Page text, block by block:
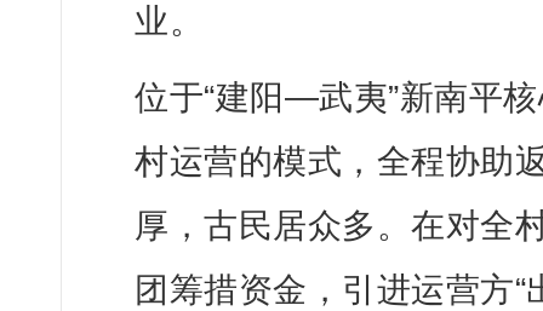
业。
位于“建阳—武夷”新南平
村运营的模式，全程协助
厚，古民居众多。在对全
团筹措资金，引进运营方